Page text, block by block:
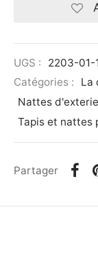
UGS :
2203-01-1
Catégories :
La
Nattes
Tapis et nattes
Partager